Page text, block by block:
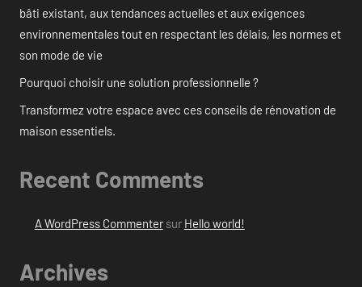
bâti existant, aux tendances actuelles et aux exigences
environnementales tout en respectant les délais, les normes et
son mode de vie
Pourquoi choisir une solution professionnelle ?
Transformez votre espace avec ces conseils de rénovation de
maison essentiels.
Recent Comments
A WordPress Commentersur Hello world!
Archives